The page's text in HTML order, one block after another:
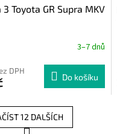
Toyota GR Supra MKV
3–7 dnů
DPH
Do košíku
12 DALŠÍCH